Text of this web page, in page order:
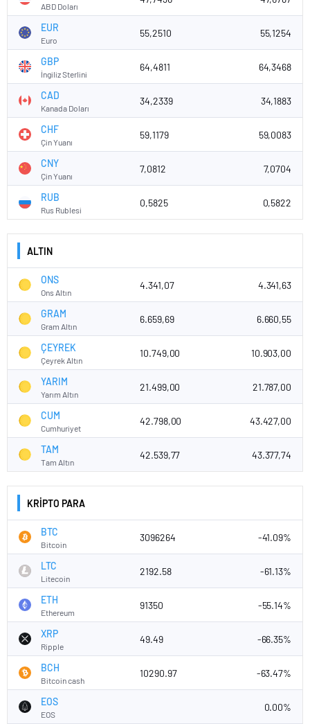
ABD Doları
EUR
Euro
55,2510 55,1254
GBP
İngiliz Sterlini
64,4811 64,3468
CAD
Kanada Doları
34,2339 34,1883
CHF
Çin Yuanı
59,1179 59,0083
CNY
Çin Yuanı
7,0812 7,0704
RUB
Rus Rublesi
0,5825 0,5822
ALTIN
ONS
Ons Altın
4.341,07 4.341,63
GRAM
Gram Altın
6.659,69 6.660,55
ÇEYREK
Çeyrek Altın
10.749,00 10.903,00
YARIM
Yarım Altın
21.499,00 21.787,00
CUM
Cumhuriyet
42.798,00 43.427,00
TAM
Tam Altın
42.539,77 43.377,74
KRİPTO PARA
BTC
Bitcoin
3096264 -41.09%
LTC
Litecoin
2192.58 -61.13%
ETH
Ethereum
91350 -55.14%
XRP
Ripple
49.49 -66.35%
BCH
Bitcoin cash
10290.97 -63.47%
EOS
EOS
0.00%